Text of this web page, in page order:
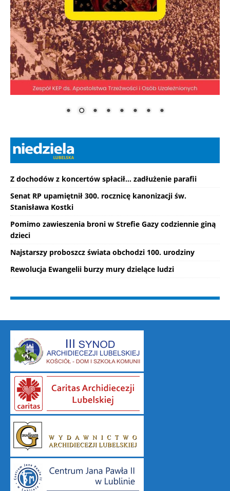
Z dochodów z koncertów spłacił... zadłużenie parafii
Senat RP upamiętnił 300. rocznicę kanonizacji św.
Stanisława Kostki
Pomimo zawieszenia broni w Strefie Gazy codziennie giną
dzieci
Najstarszy proboszcz świata obchodzi 100. urodziny
Rewolucja Ewangelii burzy mury dzielące ludzi